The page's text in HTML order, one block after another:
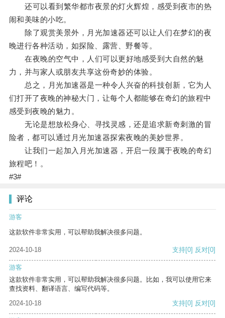
还可以看到繁华都市夜景的灯火辉煌，感受到夜市的热
闹和美味的小吃。
除了观赏美景外，月光加速器还可以让人们在梦幻的夜
晚进行各种活动，如探险、露营、野餐等。
在夜晚的空气中，人们可以更好地感受到大自然的魅
力，并与家人或朋友共享这份奇妙的体验。
总之，月光加速器是一种令人兴奋的科技创新，它为人
们打开了夜晚的神秘大门，让每个人都能够在奇幻的旅程中
感受到夜晚的魅力。
无论是想放松身心、寻找灵感，还是追求新奇刺激的冒
险者，都可以通过月光加速器探索夜晚的美妙世界。
让我们一起加入月光加速器，开启一段属于夜晚的奇幻
旅程吧！。
#3#
评论
游客
这款软件非常实用，可以帮助我解决很多问题。
2024-10-18 支持[0] 反对[0]
游客
这款软件非常实用，可以帮助我解决很多问题。比如，我可以使用它来
查找资料、翻译语言、编写代码等。
2024-10-18
支持[0] 反对[0]